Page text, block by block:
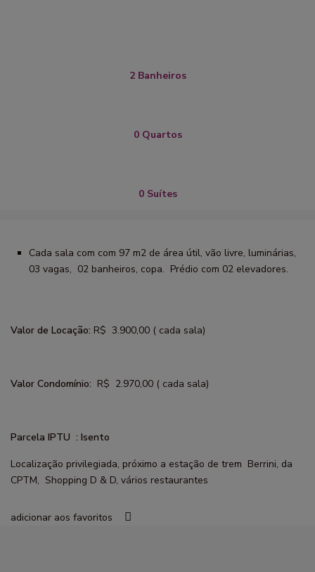
2 Banheiros
0 Quartos
0 Suítes
Cada sala com com 97 m2 de área útil, vão livre, luminárias,
03 vagas, 02 banheiros, copa. Prédio com 02 elevadores.
Valor de Locação: R$ 3.900,00 ( cada sala)
Valor Condomínio: R$ 2.970,00 ( cada sala)
Parcela IPTU : Isento
Localização privilegiada, próximo a estação de trem Berrini, da
CPTM, Shopping D & D, vários restaurantes
adicionar aos favoritos